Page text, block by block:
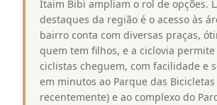
Itaim Bibi ampliam o rol de opções.
destaques da região é o acesso às
bairro conta com diversas praças,
quem tem filhos, e a ciclovia permite
ciclistas cheguem, com facilidade e
em minutos ao Parque das
recentemente) e ao complexo do